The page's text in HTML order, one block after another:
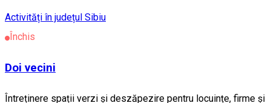
Activități în județul Sibiu
Închis
Doi vecini
Întreținere spații verzi și deszăpezire pentru locuințe, firme și